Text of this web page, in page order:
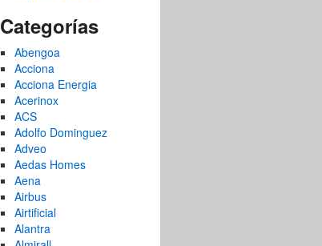
Categorías
Abengoa
Acciona
Acciona Energia
Acerinox
ACS
Adolfo Dominguez
Adveo
Aedas Homes
Aena
Airbus
Airtificial
Alantra